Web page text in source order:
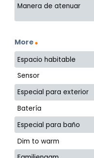
Manera de atenuar
More
Espacio habitable
Sensor
Especial para exterior
Batería
Especial para baño
Dim to warm